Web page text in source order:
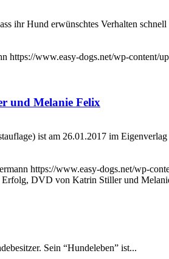
Hund erwünschtes Verhalten
https://www.easy-dogs.net/wp-content/
und Melanie Felix
ist am 26.01.2017 im Eigenverlag
https://www.easy-dogs.net/wp-
Erfolg, DVD von Katrin Stiller und
Sein “Hundeleben” ist...